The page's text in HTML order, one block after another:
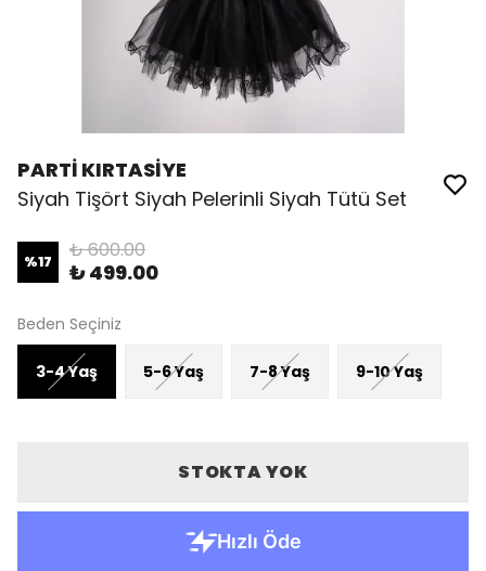
PARTİ KIRTASİYE
Siyah Tişört Siyah Pelerinli Siyah Tütü Set
%17 ₺ 600.00
₺ 499.00
Beden Seçiniz
3-4 Yaş 5-6 Yaş 7-8 Yaş 9-10 Yaş
STOKTA YOK